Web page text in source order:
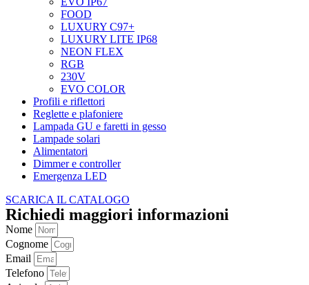
FOOD
LUXURY C97+
LUXURY LITE IP68
NEON FLEX
RGB
230V
EVO COLOR
Profili e riflettori
Reglette e plafoniere
Lampada GU e faretti in gesso
Lampade solari
Alimentatori
Dimmer e controller
Emergenza LED
SCARICA IL CATALOGO
Richiedi maggiori informazioni
Nome
Cognome
Email
Telefono